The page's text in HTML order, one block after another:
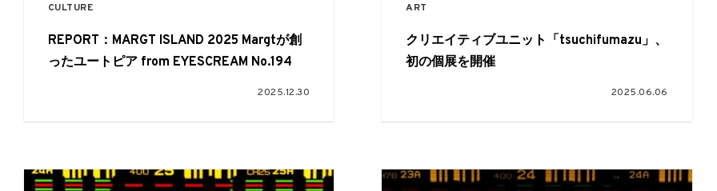
CULTURE
REPORT：MARGT ISLAND 2025 Margtが創
ったユートピア from EYESCREAM No.194
2025.12.30
ART
クリエイティブユニット「tsuchifumazu」、
初の個展を開催
2025.06.06